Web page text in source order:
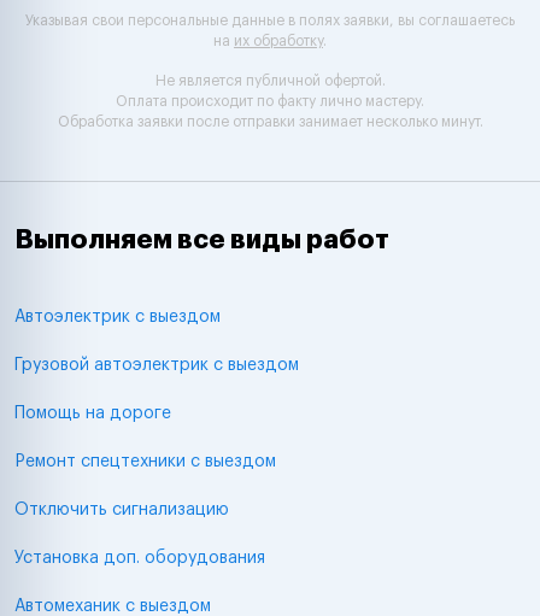
Указывая свои персональные данные в полях заявки, вы соглашаетесь
на их обработку.
Не является публичной офертой.
Оплата происходит по факту лично мастеру.
Обработка заявки после отправки занимает несколько минут.
Выполняем все виды работ
Автоэлектрик с выездом
Грузовой автоэлектрик с выездом
Помощь на дороге
Ремонт спецтехники с выездом
Отключить сигнализацию
Установка доп. оборудования
Автомеханик с выездом